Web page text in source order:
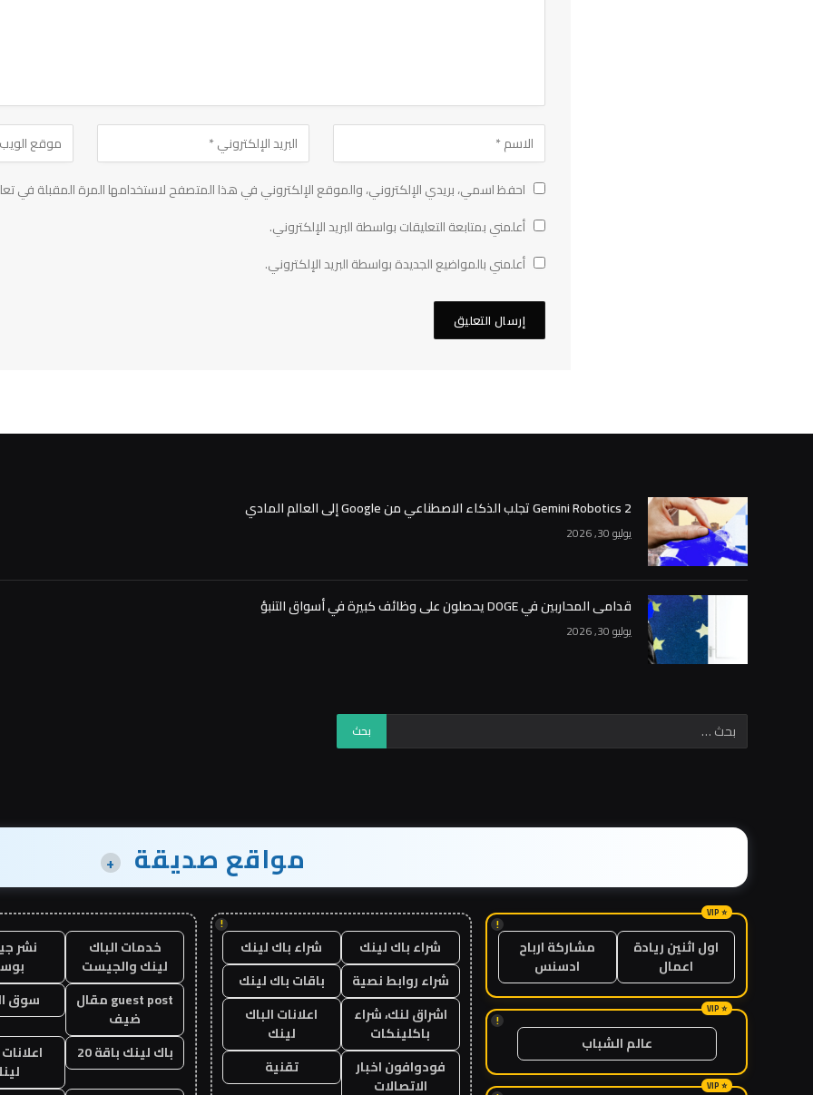
احفظ اسمي، بريدي الإلكتروني، والموقع الإلكتروني في هذا المتصفح لاستخدامها المرة المقبلة في
أعلمني بمتابعة التعليقات بواسطة البريد الإلكتروني.
أعلمني بالمواضيع الجديدة بواسطة البريد الإلكتروني.
Gemini Robotics 2 تجلب الذكاء الاصطناعي من Google إلى العالم المادي
يوليو 30, 2026
قدامى المحاربين في DOGE يحصلون على وظائف كبيرة في أسواق التنبؤ
يوليو 30, 2026
مواقع صديقة +
!
اول اثنين ريادة
اعمال
مشاركة ارباح
ادسنس
!
عالم الشباب
!
شراء باك لينك
شراء باك لينك
شراء روابط نصية
باقات باك لينك
اشراق لنك، شراء
باكلينكات
اعلانات الباك
لينك
فودوافون اخبار
الاتصالات
تقنية
خدمات الباك
لينك والجيست
نشر
guest post مقال
ضيف
سوق
باك لينك باقة 20